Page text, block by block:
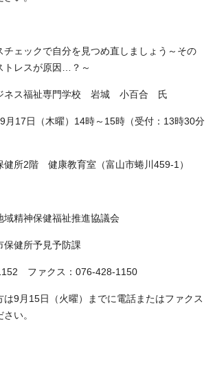
ックで自分を見つめ直しましょう～その
トレスが原因…？～
ス福祉専門学校 岩城 小百合 氏
日（木曜）14時～15時（受付：13時30分
2階 健康教育室（富山市蜷川459-1）
神保健福祉推進協議会
健所予見予防課
ファクス：076-428-1150
9月15日（火曜）までに電話またはファクス
い。